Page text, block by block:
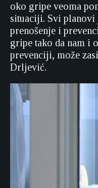
oko gripe veoma
situaciji. Svi planovi
prenošenje i
gripe tako da nam i
prevenciji, može
Drljević.